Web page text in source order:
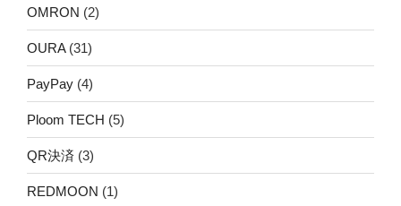
OMRON (2)
OURA(31)
PayPay (4)
Ploom TECH (5)
QR決済 (3)
REDMOON (1)